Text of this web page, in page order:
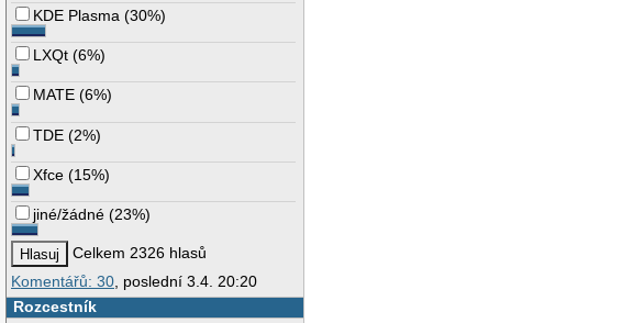
KDE Plasma (30%)
LXQt (6%)
MATE (6%)
TDE (2%)
Xfce (15%)
jiné/žádné (23%)
Celkem 2326 hlasů
Komentářů: 30 , poslední 3.4. 20:20
Rozcestník